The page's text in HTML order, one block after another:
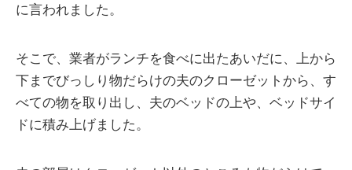
に言われました。
そこで、業者がランチを食べに出たあいだに、上から
下までびっしり物だらけの夫のクローゼットから、す
べての物を取り出し、夫のベッドの上や、ベッドサイ
ドに積み上げました。